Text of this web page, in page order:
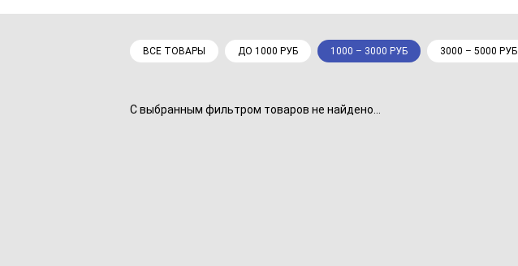
ВСЕ ТОВАРЫ ДО 1000 РУБ 1000 – 3000 РУБ 3000 – 5000 РУБ
С выбранным фильтром товаров не найдено...